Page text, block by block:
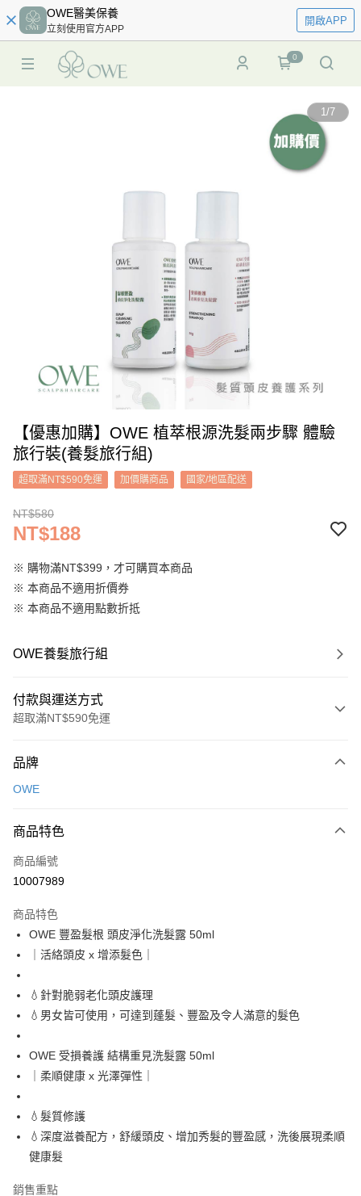
OWE醫美保養
立刻使用官方APP
開啟APP
0
1/7
【優惠加購】OWE 植萃根源洗髮兩步驟 體驗
旅行裝(養髮旅行組)
超取滿NT$590免運 加價購商品 國家/地區配送
NT$580
NT$188
※ 購物滿NT$399，才可購買本商品
※ 本商品不適用折價券
※ 本商品不適用點數折抵
OWE養髮旅行組
付款與運送方式
超取滿NT$590免運
信用卡一次付款
LINE Pay
Apple Pay
悠遊付
Google Pay
全盈+PAY
AFTEE先享後付
【關於「AFTEE先享後付」】
AFTEE先享後付是「在收到商品之後才付款」的支付方式。 讓您購物簡單
便利好安心！
１．簡單：不需註冊會員、不需綁卡、不需儲值。
３．安心：先確認商品／服務後，再付款。
【「AFTEE先享後付」結帳流程】
１．於結帳方式選擇「AFTEE先享後付」後，將跳轉至「AFTEE先享後付」
ATM付款
每筆NT$80，滿NT$590(含以上)免運費
品牌
OWE
商品特色
商品編號
10007989
商品特色
OWE 豐盈髮根 頭皮淨化洗髮露 50ml
｜活絡頭皮 x 增添髮色｜
💧針對脆弱老化頭皮護理
💧男女皆可使用，可達到蓬髮、豐盈及令人滿意的髮色
OWE 受損養護 結構重見洗髮露 50ml
｜柔順健康 x 光澤彈性｜
💧髮質修護
💧深度滋養配方，舒緩頭皮、增加秀髮的豐盈感，洗後展現柔順
健康髮
銷售重點